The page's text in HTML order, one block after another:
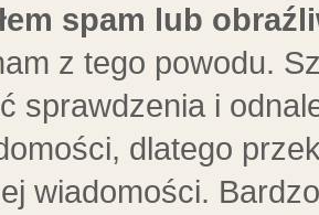
spam lub
z tego powodu.
sprawdzenia i
dlatego
wiadomości.